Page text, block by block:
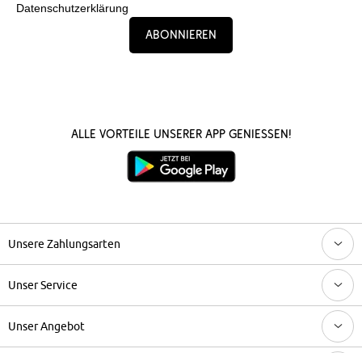
Datenschutzerklärung
Abonnieren
Alle Vorteile unserer App genießen!
Unsere Zahlungsarten
Unser Service
Unser Angebot